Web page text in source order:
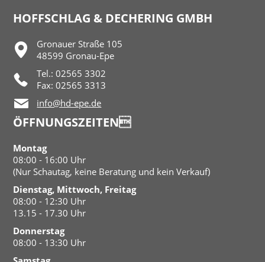
HOFFSCHLAG & DECHERING GMBH
Gronauer Straße 105
48599 Gronau-Epe
Tel.: 02565 3302
Fax: 02565 3313
info@hd-epe.de
ÖFFNUNGSZEITEN
Montag
08:00 - 16:00 Uhr
(Nur Schautag, keine Beratung und kein Verkauf)
Dienstag, Mittwoch, Freitag
08:00 - 12:30 Uhr
13.15 - 17.30 Uhr
Donnerstag
08:00 - 13:30 Uhr